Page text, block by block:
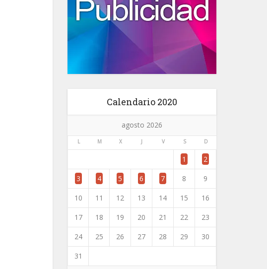
Calendario 2020
agosto 2026
L M X J V S D
1 2
3 4 5 6 7 8 9
10 11 12 13 14 15 16
17 18 19 20 21 22 23
24 25 26 27 28 29 30
31